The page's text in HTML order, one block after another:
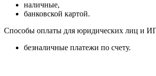
наличные,
банковской картой.
Способы оплаты для юридических лиц и
безналичные платежи по счету.